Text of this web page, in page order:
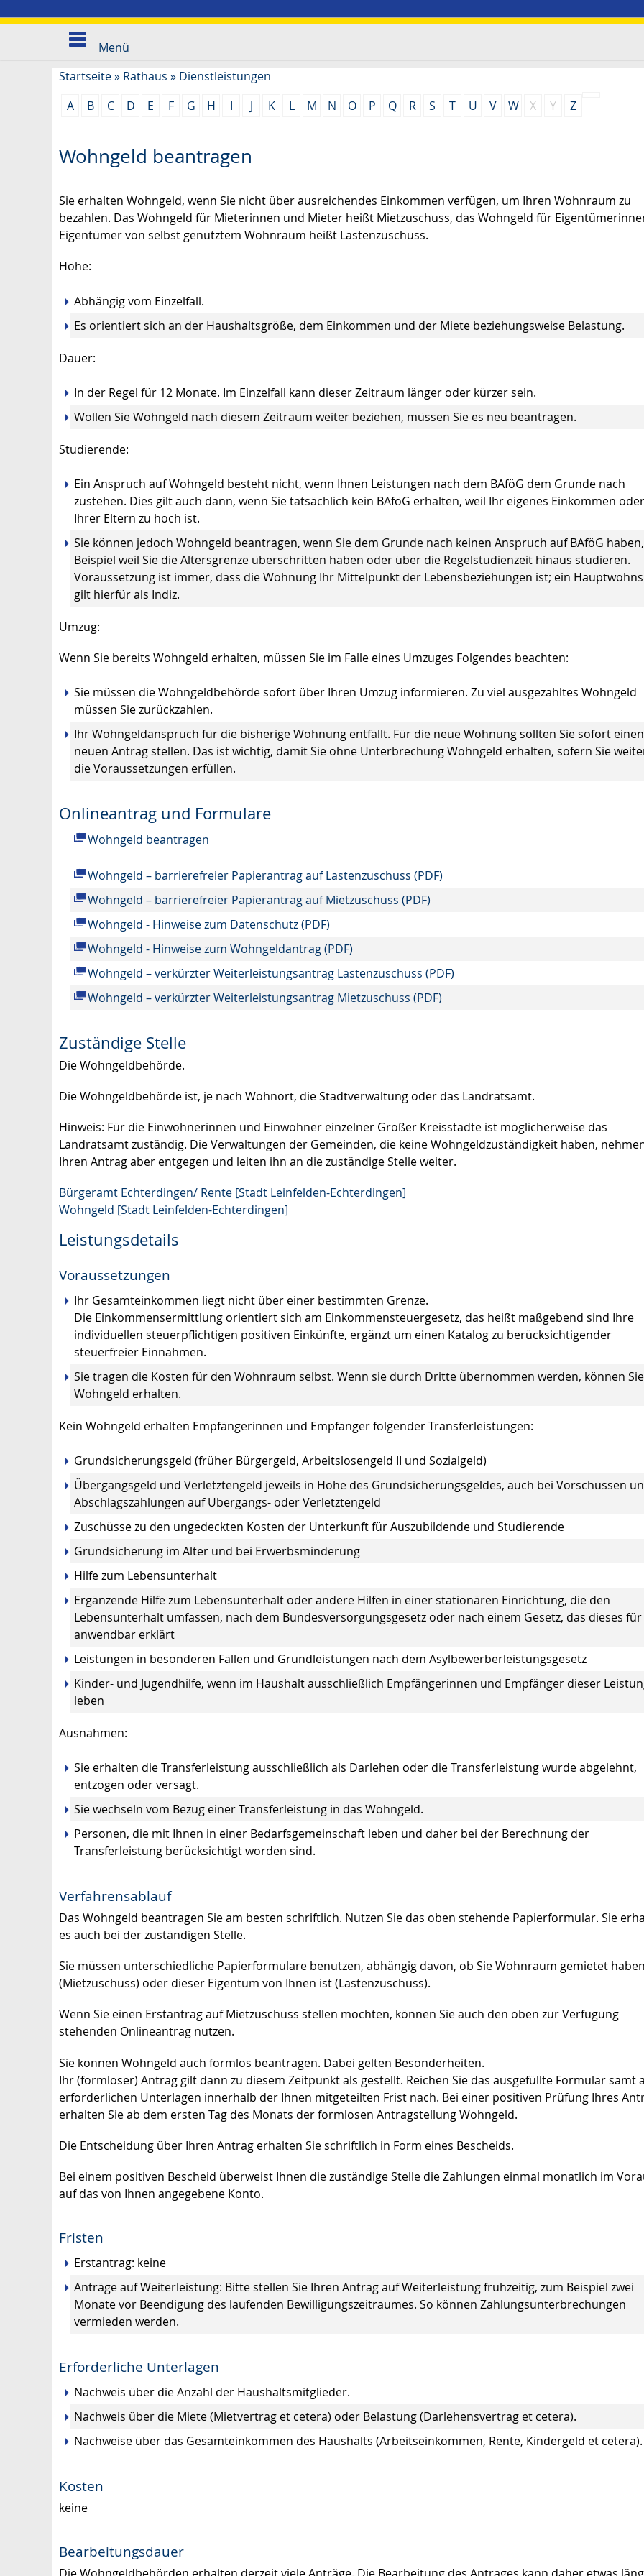
Menü
Startseite» Rathaus » Dienstleistungen
A
B C D E F G H I J K L M N O P Q R S T U V W X Y Z
Wohngeld beantragen
Sie erhalten Wohngeld, wenn Sie nicht über ausreichendes Einkommen verfügen, um Ihren Wohnraum zu
bezahlen. Das Wohngeld für Mieterinnen und Mieter heißt Mietzuschuss, das Wohngeld für
Eigentümer von selbst genutztem Wohnraum heißt Lastenzuschuss.
Höhe:
Abhängig vom Einzelfall.
Es orientiert sich an der Haushaltsgröße, dem Einkommen und der Miete beziehungsweise Belastung.
Dauer:
In der Regel für 12 Monate. Im Einzelfall kann dieser Zeitraum länger oder kürzer sein.
Wollen Sie Wohngeld nach diesem Zeitraum weiter beziehen, müssen Sie es neu beantragen.
Studierende:
Ein Anspruch auf Wohngeld besteht nicht, wenn Ihnen Leistungen nach dem BAföG dem Grunde nach
zustehen. Dies gilt auch dann, wenn Sie tatsächlich kein BAföG erhalten, weil Ihr eigenes Einkommen
Ihrer Eltern zu hoch ist.
Sie können jedoch Wohngeld beantragen, wenn Sie dem Grunde nach keinen Anspruch auf BAföG
Beispiel weil Sie die Altersgrenze überschritten haben oder über die Regelstudienzeit hinaus studieren.
Voraussetzung ist immer, dass die Wohnung Ihr Mittelpunkt der Lebensbeziehungen ist; ein
gilt hierfür als Indiz.
Umzug:
Wenn Sie bereits Wohngeld erhalten, müssen Sie im Falle eines Umzuges Folgendes beachten:
Sie müssen die Wohngeldbehörde sofort über Ihren Umzug informieren. Zu viel ausgezahltes Wohngeld
müssen Sie zurückzahlen.
Ihr Wohngeldanspruch für die bisherige Wohnung entfällt. Für die neue Wohnung sollten Sie sofort einen
neuen Antrag stellen. Das ist wichtig, damit Sie ohne Unterbrechung Wohngeld erhalten, sofern Sie
die Voraussetzungen erfüllen.
Onlineantrag und Formulare
Wohngeld beantragen
Wohngeld – barrierefreier Papierantrag auf Lastenzuschuss (PDF)
Wohngeld – barrierefreier Papierantrag auf Mietzuschuss (PDF)
Wohngeld - Hinweise zum Datenschutz (PDF)
Wohngeld - Hinweise zum Wohngeldantrag (PDF)
Wohngeld – verkürzter Weiterleistungsantrag Lastenzuschuss (PDF)
Wohngeld – verkürzter Weiterleistungsantrag Mietzuschuss (PDF)
Zuständige Stelle
Die Wohngeldbehörde.
Die Wohngeldbehörde ist, je nach Wohnort, die Stadtverwaltung oder das Landratsamt.
Hinweis: Für die Einwohnerinnen und Einwohner einzelner Großer Kreisstädte ist möglicherweise das
Landratsamt zuständig. Die Verwaltungen der Gemeinden, die keine Wohngeldzuständigkeit haben,
Ihren Antrag aber entgegen und leiten ihn an die zuständige Stelle weiter.
Bürgeramt Echterdingen/ Rente [Stadt Leinfelden-Echterdingen]
Wohngeld [Stadt Leinfelden-Echterdingen]
Leistungsdetails
Voraussetzungen
Ihr Gesamteinkommen liegt nicht über einer bestimmten Grenze.
Die Einkommensermittlung orientiert sich am Einkommensteuergesetz, das heißt maßgebend sind Ihre
individuellen steuerpflichtigen positiven Einkünfte, ergänzt um einen Katalog zu berücksichtigender
steuerfreier Einnahmen.
Sie tragen die Kosten für den Wohnraum selbst. Wenn sie durch Dritte übernommen werden, können
Wohngeld erhalten.
Kein Wohngeld erhalten Empfängerinnen und Empfänger folgender Transferleistungen:
Grundsicherungsgeld (früher Bürgergeld, Arbeitslosengeld II und Sozialgeld)
Übergangsgeld und Verletztengeld jeweils in Höhe des Grundsicherungsgeldes, auch bei Vorschüssen
Abschlagszahlungen auf Übergangs- oder Verletztengeld
Zuschüsse zu den ungedeckten Kosten der Unterkunft für Auszubildende und Studierende
Grundsicherung im Alter und bei Erwerbsminderung
Hilfe zum Lebensunterhalt
Ergänzende Hilfe zum Lebensunterhalt oder andere Hilfen in einer stationären Einrichtung, die den
Lebensunterhalt umfassen, nach dem Bundesversorgungsgesetz oder nach einem Gesetz, das dieses für
anwendbar erklärt
Leistungen in besonderen Fällen und Grundleistungen nach dem Asylbewerberleistungsgesetz
Kinder- und Jugendhilfe, wenn im Haushalt ausschließlich Empfängerinnen und Empfänger dieser
leben
Ausnahmen:
Sie erhalten die Transferleistung ausschließlich als Darlehen oder die Transferleistung wurde abgelehnt,
entzogen oder versagt.
Sie wechseln vom Bezug einer Transferleistung in das Wohngeld.
Personen, die mit Ihnen in einer Bedarfsgemeinschaft leben und daher bei der Berechnung der
Transferleistung berücksichtigt worden sind.
Verfahrensablauf
Das Wohngeld beantragen Sie am besten schriftlich. Nutzen Sie das oben stehende Papierformular. Sie
es auch bei der zuständigen Stelle.
Sie müssen unterschiedliche Papierformulare benutzen, abhängig davon, ob Sie Wohnraum gemietet
(Mietzuschuss) oder dieser Eigentum von Ihnen ist (Lastenzuschuss).
Wenn Sie einen Erstantrag auf Mietzuschuss stellen möchten, können Sie auch den oben zur Verfügung
stehenden Onlineantrag nutzen.
Sie können Wohngeld auch formlos beantragen. Dabei gelten Besonderheiten.
Ihr (formloser) Antrag gilt dann zu diesem Zeitpunkt als gestellt. Reichen Sie das ausgefüllte Formular samt
erforderlichen Unterlagen innerhalb der Ihnen mitgeteilten Frist nach. Bei einer positiven Prüfung Ihres
erhalten Sie ab dem ersten Tag des Monats der formlosen Antragstellung Wohngeld.
Die Entscheidung über Ihren Antrag erhalten Sie schriftlich in Form eines Bescheids.
Bei einem positiven Bescheid überweist Ihnen die zuständige Stelle die Zahlungen einmal monatlich im
auf das von Ihnen angegebene Konto.
Fristen
Erstantrag: keine
Anträge auf Weiterleistung: Bitte stellen Sie Ihren Antrag auf Weiterleistung frühzeitig, zum Beispiel zwei
Monate vor Beendigung des laufenden Bewilligungszeitraumes. So können Zahlungsunterbrechungen
vermieden werden.
Erforderliche Unterlagen
Nachweis über die Anzahl der Haushaltsmitglieder.
Nachweis über die Miete (Mietvertrag et cetera) oder Belastung (Darlehensvertrag et cetera).
Nachweise über das Gesamteinkommen des Haushalts (Arbeitseinkommen, Rente, Kindergeld et cetera).
Kosten
keine
Bearbeitungsdauer